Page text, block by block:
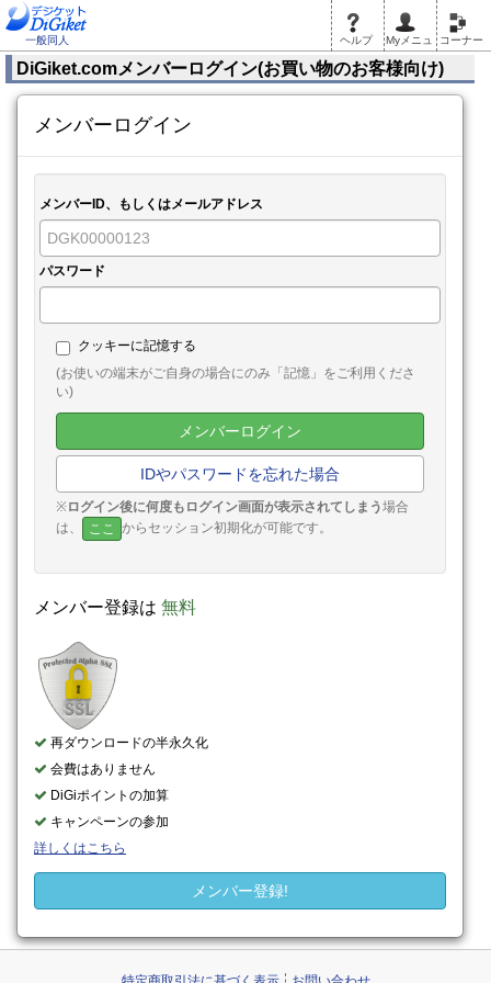
一般同人 ヘルプ Myメニュ コーナー
DiGiket.comメンバーログイン(お買い物のお客様向け)
メンバーログイン
メンバーID、もしくはメールアドレス
パスワード
クッキーに記憶する
(お使いの端末がご自身の場合にのみ「記憶」をご利用くださ
い)
メンバーログイン
IDやパスワードを忘れた場合
※ログイン後に何度もログイン画面が表示されてしまう場合
は、
ここ からセッション初期化が可能です。
メンバー登録は 無料
再ダウンロードの半永久化
会費はありません
DiGiポイントの加算
キャンペーンの参加
詳しくはこちら
メンバー登録!